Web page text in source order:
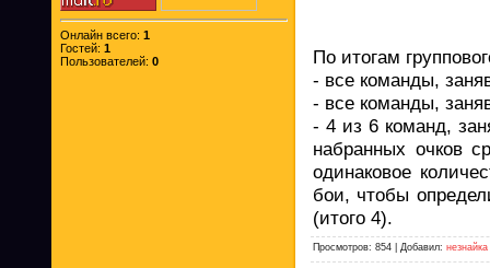
Онлайн всего: 1
Гостей: 1
Пользователей: 0
По итогам
- все команды,
- все команды,
- 4 из 6 команд,
набранных очков
одинаковое
бои, чтобы
(итого 4).
Просмотров: 854 | Добавил: незнайка